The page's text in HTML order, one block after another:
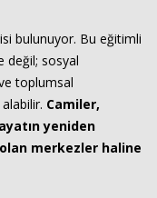
bulunuyor. Bu eğitimli
değil; sosyal
toplumsal
Camiler,
yeniden
merkezler haline